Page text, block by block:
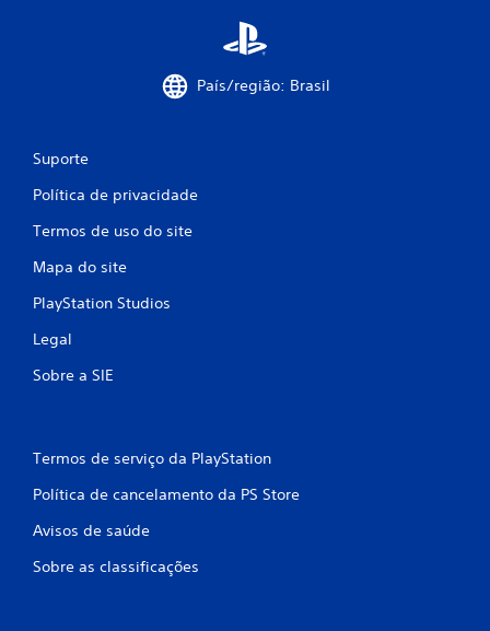
País/região: Brasil
Suporte
Política de privacidade
Termos de uso do site
Mapa do site
PlayStation Studios
Legal
Sobre a SIE
Termos de serviço da PlayStation
Política de cancelamento da PS Store
Avisos de saúde
Sobre as classificações